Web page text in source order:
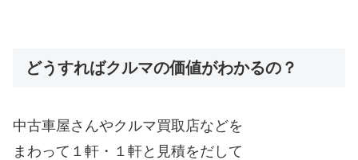
どうすればクルマの価値がわかるの？
中古車屋さんやクルマ買取店などを
まわって１軒・１軒と見積をだして